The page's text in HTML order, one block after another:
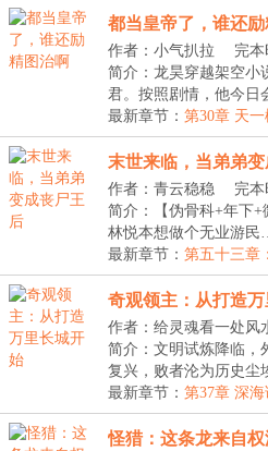
都当皇帝了，谁还
作者：小气扒拉
完本
简介：龙昊穿越架空小
君。按照剧情，他今日
女...
最新章节： 第30章 天一
末世来临，当弟弟
作者：青云稳稳
完本
简介：【伪骨科+年下
林悦本想做个无业游
成...
最新章节： 第五十三章
奇观领主：从打造
作者：给灵魂看一处风
23:35:00
简介：文明试炼降临，
复兴，败者沦为历史尘
一...
最新章节： 第37章 深
票】
怪猎：这条龙来自权